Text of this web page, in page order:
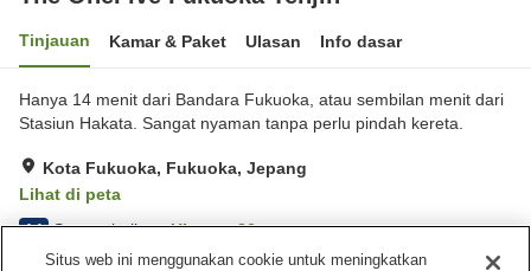
Tinjauan Kamar & Paket Ulasan Info dasar
Hanya 14 menit dari Bandara Fukuoka, atau sembilan menit dari
Stasiun Hakata. Sangat nyaman tanpa perlu pindah kereta.
Kota Fukuoka, Fukuoka, Jepang
Lihat di peta
4.1 Sangat baik Ulasan:26
Situs web ini menggunakan cookie untuk meningkatkan